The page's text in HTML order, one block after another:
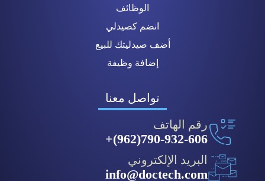
الوظائف
انضم كصيدلي
أضف صيدليتك للبيع
إضافة وظيفة
تواصل معنا
رقم الهاتف
790-932-606(962)+
البريد الإلكتروني
info@doctech.com